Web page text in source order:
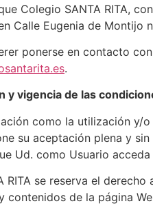
Colegio SANTA RITA,
Calle Eugenia de Montijo
ponerse en contacto
.
y vigencia de las
como la utilización y/
su aceptación plena y
Ud. como Usuario acceda
RITA se reserva el
contenidos de la página